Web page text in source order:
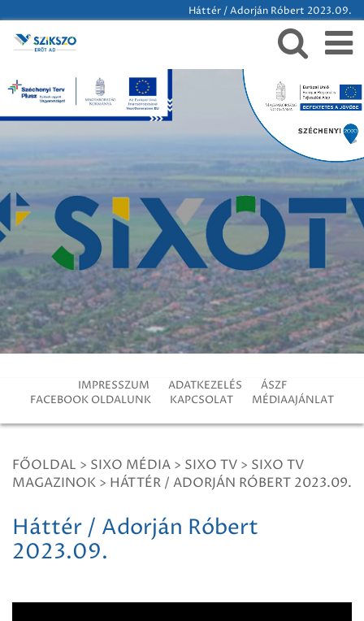
Háttér / Adorján Róbert 2023.09.
IMPRESSZUM ADATKEZELÉS
ÁSZF
FACEBOOK OLDALUNK
KAPCSOLAT MÉDIAAJÁNLAT
FŐOLDAL > SIXO MÉDIA > SIXO TV > SIXO TV
MAGAZINOK > HÁTTÉR / ADORJÁN RÓBERT 2023.09.
Háttér / Adorján Róbert
2023.09.